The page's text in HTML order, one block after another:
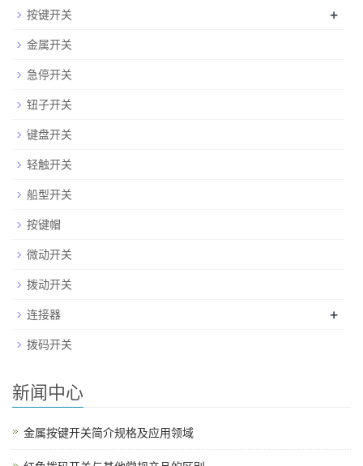
按键开关 +
金属开关
急停开关
钮子开关
键盘开关
轻触开关
船型开关
按键帽
微动开关
拨动开关
连接器
+
拨码开关
新闻中心
金属按键开关简介规格及应用领域